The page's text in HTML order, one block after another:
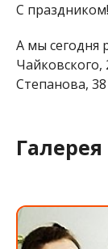
С
А мы сегодня
Чайковского,
Степанова, 38
Галерея